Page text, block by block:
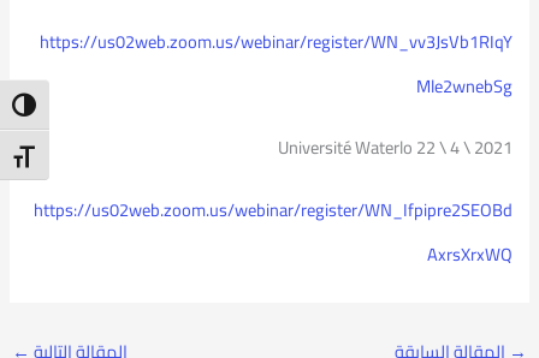
https://us02web.zoom.us/webinar/register/WN_vv3JsVb1RIqY
Mle2wnebSg
Université Waterlo 22 \ 4 \ 2021
https://us02web.zoom.us/webinar/register/WN_Ifpipre2SEOBd
AxrsXrxWQ
→ المقالة السابقة المقالة التالية ←